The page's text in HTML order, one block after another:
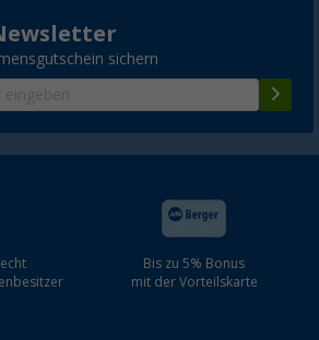
sichern
Bis zu 5% Bonus
mit der Vorteilskarte